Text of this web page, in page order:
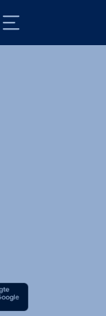
teilen